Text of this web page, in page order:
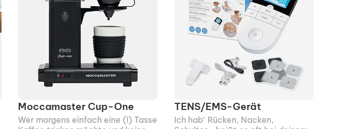
Moccamaster Cup-One
Wer morgens einfach eine (!) Tasse
TENS/EMS-Gerät
Ich hab‘ Rücken, Nacken,